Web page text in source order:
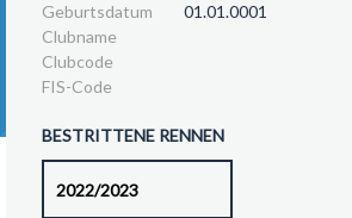
Geburtsdatum
01.01.0001
Clubname
Clubcode
FIS-Code
BESTRITTENE RENNEN